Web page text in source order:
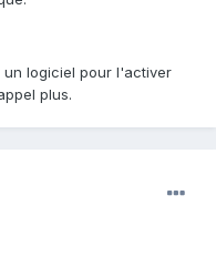
logiciel pour l'activer
plus.